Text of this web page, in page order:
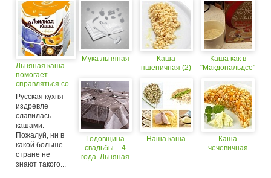
Льняная каша
помогает
справляться со
многими
недугами
Русская кухня
издревле
славилась
кашами.
Пожалуй, ни в
какой больше
стране не
знают такого...
Мука льняная
Годовщина
свадьбы – 4
года. Льняная
Каша
пшеничная (2)
Наша каша
Каша как в
"Макдональдсе"
Каша
чечевичная